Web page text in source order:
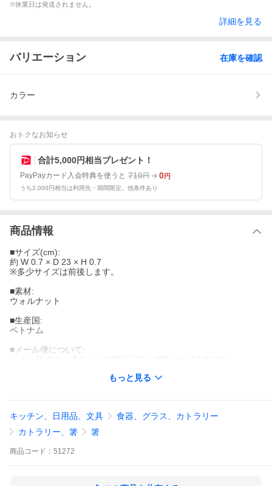
※休業日は発送されません。
詳細を見る
バリエーション 在庫を確認
カラー
おトクなお知らせ
合計5,000円相当プレゼント！
PayPayカード入会特典を使うと 710円 0円
うち2,000円相当は利用先・期間限定。他条件あり
商品情報
■サイズ(cm):
約 W 0.7 × D 23 × H 0.7
※多少サイズは前後します。
■素材:
ウォルナット
■生産国:
ベトナム
■メール便について:
もっと見る
キッチン、日用品、文具
食器、グラス、カトラリー
カトラリー、箸
箸
商品 コード： 51272